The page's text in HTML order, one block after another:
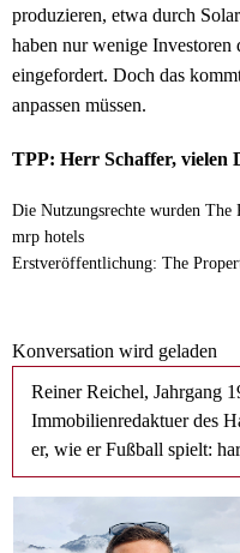
produzieren, etwa durch
haben nur wenige
eingefordert. Doch das
anpassen müssen.
TPP: Herr Schaffer, vielen
Die Nutzungsrechte wurden
mrp hotels
Erstveröffentlichung: The
Konversation wird geladen
Reiner Reichel, Jahrgang
Immobilienredaktuer des
er, wie er Fußball spielt: